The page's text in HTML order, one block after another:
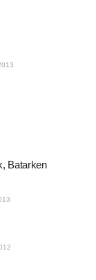
Batarken